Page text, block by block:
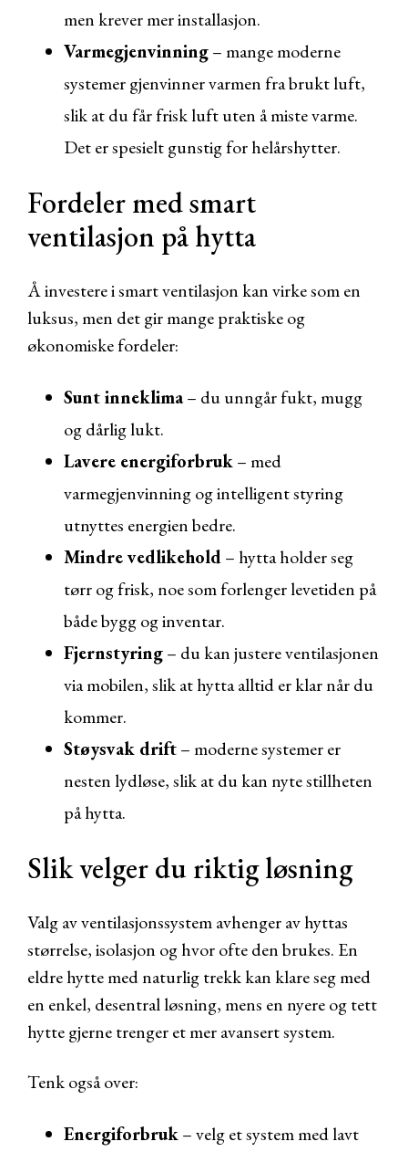
men krever mer installasjon.
Varmegjenvinning– mange moderne
systemer gjenvinner varmen fra brukt luft,
slik at du får frisk luft uten å miste varme.
Det er spesielt gunstig for helårshytter.
Fordeler med smart
ventilasjon på hytta
Å investere i smart ventilasjon kan virke som en
luksus, men det gir mange praktiske og
økonomiske fordeler:
Sunt inneklima– du unngår fukt, mugg
og dårlig lukt.
Lavere energiforbruk– med
varmegjenvinning og intelligent styring
utnyttes energien bedre.
Mindre vedlikehold– hytta holder seg
tørr og frisk, noe som forlenger levetiden på
både bygg og inventar.
Fjernstyring– du kan justere ventilasjonen
via mobilen, slik at hytta alltid er klar når du
kommer.
Støysvak drift– moderne systemer er
nesten lydløse, slik at du kan nyte stillheten
på hytta.
Slik velger du riktig løsning
Valg av ventilasjonssystem avhenger av hyttas
størrelse, isolasjon og hvor ofte den brukes. En
eldre hytte med naturlig trekk kan klare seg med
en enkel, desentral løsning, mens en nyere og tett
hytte gjerne trenger et mer avansert system.
Tenk også over:
Energiforbruk– velg et system med lavt